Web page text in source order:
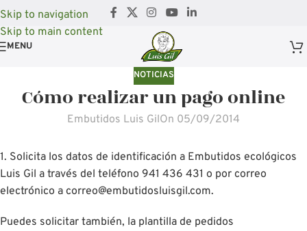
Skip to navigation
Skip to main content
MENU
NOTICIAS
Cómo realizar un pago online
Embutidos Luis GilOn 05/09/2014
1. Solicita los datos de identificación a Embutidos ecológicos
Luis Gil a través del teléfono 941 436 431 o por correo
electrónico a correo@embutidosluisgil.com.
Puedes solicitar también, la plantilla de pedidos